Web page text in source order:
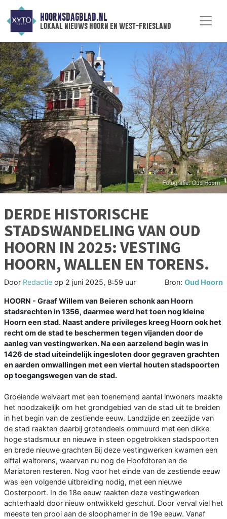
HOORNSDAGBLAD.NL
lokaal nieuws hoorn en west-friesland
DERDE HISTORISCHE
STADSWANDELING VAN OUD
HOORN IN 2025: VESTING
HOORN, WALLEN EN TORENS.
Door Redactie op 2 juni 2025, 8:59 uur Bron: Oud Hoorn
HOORN - Graaf Willem van Beieren schonk aan Hoorn
stadsrechten in 1356, daarmee werd het toen nog kleine
Hoorn een stad. Naast andere privileges kreeg Hoorn ook het
recht om de stad te beschermen tegen vijanden door de
aanleg van vestingwerken. Na een aarzelend begin was in
1426 de stad uiteindelijk ingesloten door gegraven grachten
en aarden omwallingen met een viertal houten stadspoorten
op toegangswegen van de stad.
Groeiende welvaart met een toenemend aantal inwoners maakte
het noodzakelijk om het grondgebied van de stad uit te breiden
in het begin van de zestiende eeuw. Landzijde en zeezijde van
de stad raakten daarbij grotendeels ommuurd met een dikke
hoge stadsmuur en nieuwe in steen opgetrokken stadspoorten
en brede nieuwe grachten Bij deze vestingwerken kwamen een
elftal waltorens, waarvan nu nog de Hoofdtoren en de
Mariatoren resteren. Nog voor het einde van de zestiende eeuw
was een volgende uitbreiding nodig, met een nieuwe
Oosterpoort. In de 18e eeuw raakten deze vestingwerken
achterhaald door nieuw ontwikkeld geschut. Door verval viel het
meeste ten prooi aan de sloophamer in de 19e eeuw. Vanaf